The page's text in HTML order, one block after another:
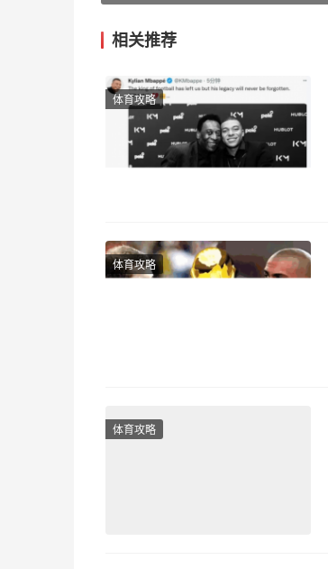
相关推荐
体育攻略
体育攻略
体育攻略